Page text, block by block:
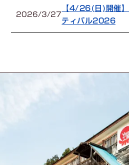
2026/3/27【4/26(日)開催】
ティバル2026